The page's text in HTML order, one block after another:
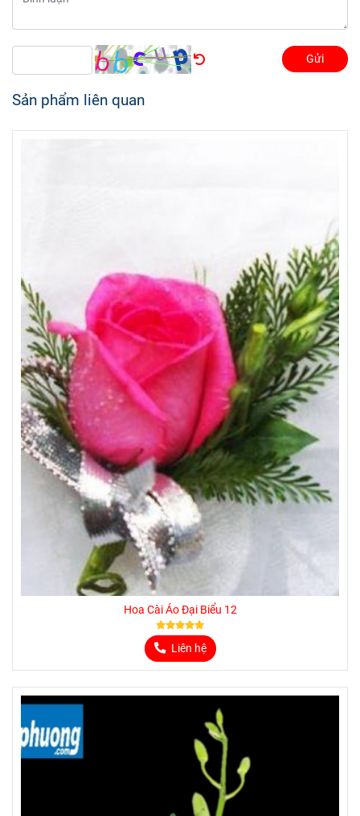
Gửi
Sản phẩm liên quan
Hoa Cài Áo Đại Biểu 12
Liên hệ